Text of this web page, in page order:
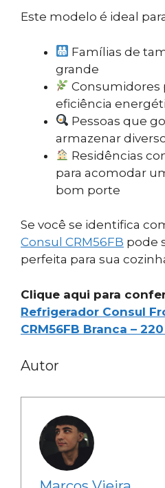
Este modelo é ideal
Famílias de
grande
Consumidores
eficiência
Pessoas que
armazenar
Residências
para acomodar
bom porte
Se você se identifica
Consul CRM56FB pode
perfeita para sua
Clique aqui para
Refrigerador Consul
CRM56FB Branca –
Autor